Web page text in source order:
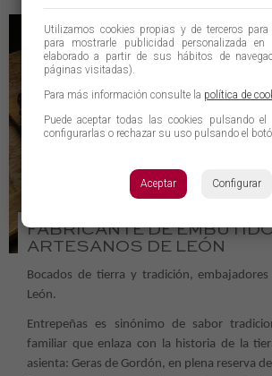
FABRICANTE DE
ARTESANOS DE LEÓN
Bocados de tierra y tradición,
León.
Entrepeñas es sinónimo de sabor
familiar que enlaza con la historia de la
asienta: Geras de Gordón, en plena reserva
Utilizamos cookies propias y de terceros
para mostrarle publicidad personalizada
elaborado a partir de sus hábitos de
páginas visitadas).
Para más información consulte la política de
Puede aceptar todas las cookies pulsando el
configurarlas o rechazar su uso pulsando el
Aceptar Configurar